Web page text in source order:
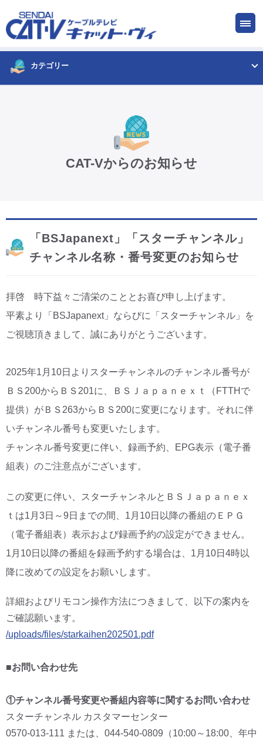
カテゴリー
CAT-Vからのお知らせ
「BSJapanext」「スターチャンネル」
チャンネル名称・番号変更のお知らせ
拝啓 時下益々ご清栄のこととお喜び申し上げます。
平素より「BSJapanext」ならびに「スターチャンネル」を
ご視聴頂きまして、誠にありがとうございます。
2025年1月10日よりスターチャンネルのチャンネル番号が
ＢＳ200からＢＳ201に、ＢＳＪａｐａｎｅｘｔ（FTTHで
提供）がＢＳ263からＢＳ200に変更になります。それに伴
いチャンネル番号も変更いたします。
チャンネル番号変更に伴い、録画予約、EPG表示（電子番
組表）のご注意点がございます。
この変更に伴い、スターチャンネルとＢＳＪａｐａｎｅｘ
ｔは1月3日～9日までの間、1月10日以降の番組のＥＰＧ
（電子番組表）表示および録画予約の設定ができません。
1月10日以降の番組を録画予約する場合は、1月10日4時以
降に改めての設定をお願いします。
詳細およびリモコン操作方法につきまして、以下の案内を
ご確認願います。
/uploads/files/starkaihen202501.pdf
■お問い合わせ先
①チャンネル番号変更や番組内容等に関するお問い合わせ
スターチャンネル カスタマーセンター
0570-013-111 または、044-540-0809（10:00～18:00、年中
お申し込み
ご検討中の方
サービス
サービスエリア
CM・広告掲載